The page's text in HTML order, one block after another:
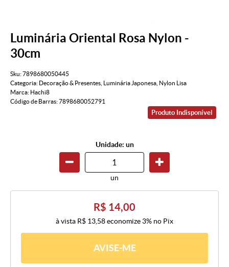
Luminária Oriental Rosa Nylon -
30cm
Sku:7898680050445
Categoria: Decoração & Presentes Luminária Japonesa Nylon Lisa
Marca: Hachi8
Código de Barras:7898680052791
Produto Indisponível
Unidade: un
un
R$ 14,00
à vista R$ 13,58economize 3% no Pix
AVISE-ME